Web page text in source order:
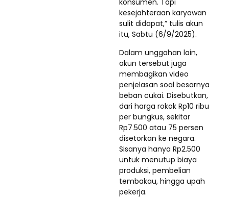
konsumen. Tapi
kesejahteraan karyawan
sulit didapat,” tulis akun
itu, Sabtu (6/9/2025).
Dalam unggahan lain,
akun tersebut juga
membagikan video
penjelasan soal besarnya
beban cukai. Disebutkan,
dari harga rokok Rp10 ribu
per bungkus, sekitar
Rp7.500 atau 75 persen
disetorkan ke negara.
Sisanya hanya Rp2.500
untuk menutup biaya
produksi, pembelian
tembakau, hingga upah
pekerja.